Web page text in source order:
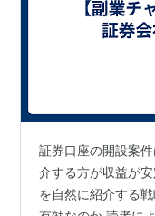
証券口座の開設案
介する方が収益が
を自然に紹介する